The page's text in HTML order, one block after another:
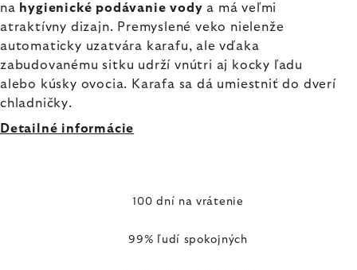
na hygienické podávanie vody a má veľmi
atraktívny dizajn. Premyslené veko nielenže
automaticky uzatvára karafu, ale vďaka
zabudovanému sitku udrží vnútri aj kocky ľadu
alebo kúsky ovocia. Karafa sa dá umiestniť do dverí
chladničky.
Detailné informácie
100 dní na vrátenie
99% ľudí spokojných